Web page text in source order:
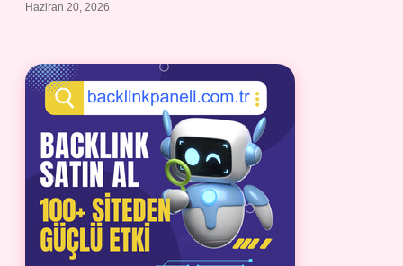
Haziran 20, 2026